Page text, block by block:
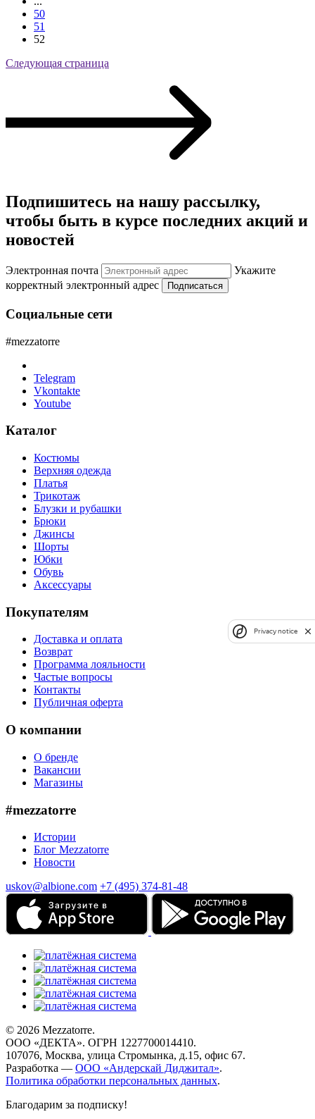
50
51
52
Следующая страница
Подпишитесь на нашу рассылку,
чтобы быть в курсе последних акций и
новостей
Электронная почта
Укажите
корректный электронный адрес
Подписаться
Социальные сети
#mezzatorre
Telegram
Vkontakte
Youtube
Каталог
Костюмы
Верхняя одежда
Платья
Трикотаж
Блузки и рубашки
Брюки
Джинсы
Шорты
Юбки
Обувь
Аксессуары
Покупателям
Доставка и оплата
Возврат
Программа лояльности
Частые вопросы
Контакты
Публичная оферта
О компании
О бренде
Вакансии
Магазины
#mezzatorre
Истории
Блог Mezzatorre
Новости
uskov@albione.com +7 (495) 374-81-48
© 2026 Mezzatorre.
ООО «ДЕКТА». ОГРН 1227700014410.
107076, Москва, улица Стромынка, д.15, офис 67.
Разработка — ООО «Андерскай Диджитал».
Политика обработки персональных данных.
Благодарим за подписку!
Privacy notice